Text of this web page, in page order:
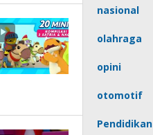
nasional
olahraga
opini
otomotif
Pendidikan